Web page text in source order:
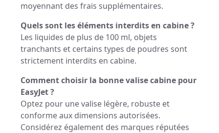
moyennant des frais supplémentaires.
Quels sont les éléments interdits en cabine ?
Les liquides de plus de 100 ml, objets
tranchants et certains types de poudres sont
strictement interdits en cabine.
Comment choisir la bonne valise cabine pour
EasyJet ?
Optez pour une valise légère, robuste et
conforme aux dimensions autorisées.
Considérez également des marques réputées